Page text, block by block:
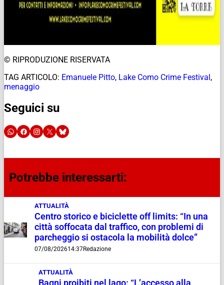
© RIPRODUZIONE RISERVATA
TAG ARTICOLO: Emanuele Pitto, Lake Como Crime Festival,
menaggio
Seguici su
Potrebbe interessarti:
ATTUALITÀ
Centro storico e biciclette off limits: “In una
città soffocata dal traffico, con problemi di
parcheggio si ostacola la mobilità dolce”
07/08/202614:37Redazione
ATTUALITÀ